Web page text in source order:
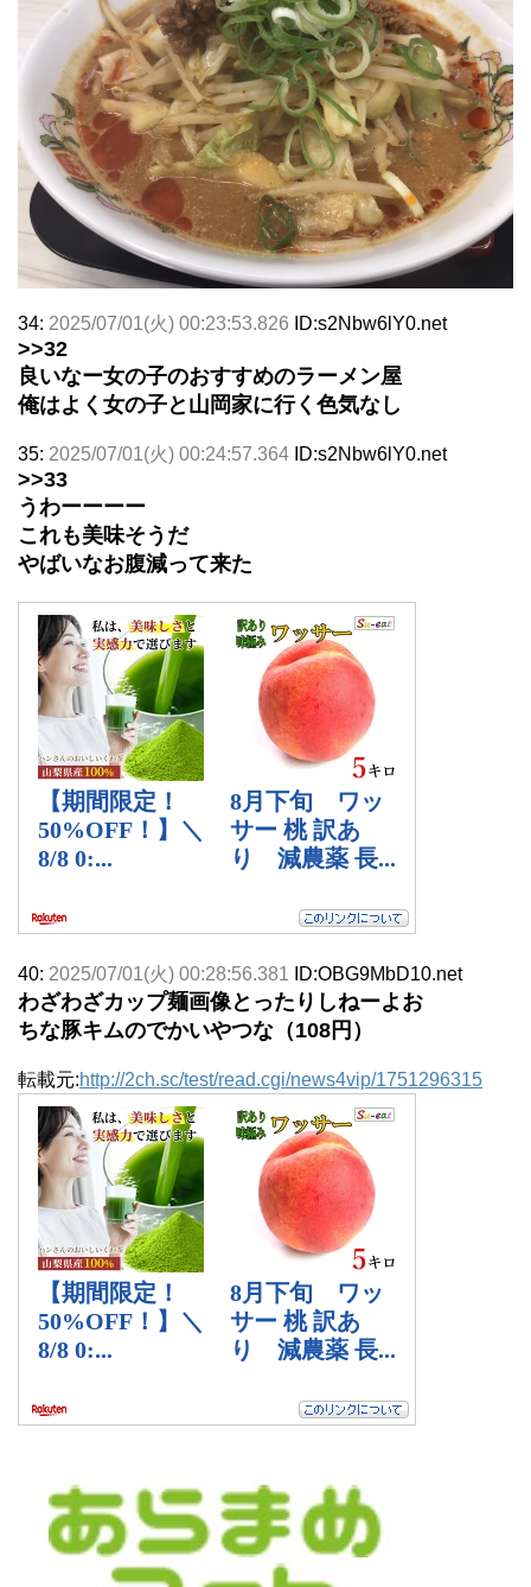
34: 2025/07/01(火) 00:23:53.826 ID:s2Nbw6lY0.net
>>32
良いなー女の子のおすすめのラーメン屋
俺はよく女の子と山岡家に行く色気なし
35: 2025/07/01(火) 00:24:57.364 ID:s2Nbw6lY0.net
>>33
うわーーーー
これも美味そうだ
やばいなお腹減って来た
40: 2025/07/01(火) 00:28:56.381 ID:OBG9MbD10.net
わざわざカップ麺画像とったりしねーよお
ちな豚キムのでかいやつな（108円）
転載元:http://2ch.sc/test/read.cgi/news4vip/1751296315